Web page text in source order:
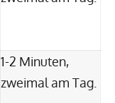
1-2 Minuten,
zweimal am Tag.